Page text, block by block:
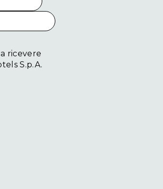
di luxury mixology.
esclusiva, dove la pizza
italiana.
fino a tarda sera, VELVET
Taormina, tra musica,